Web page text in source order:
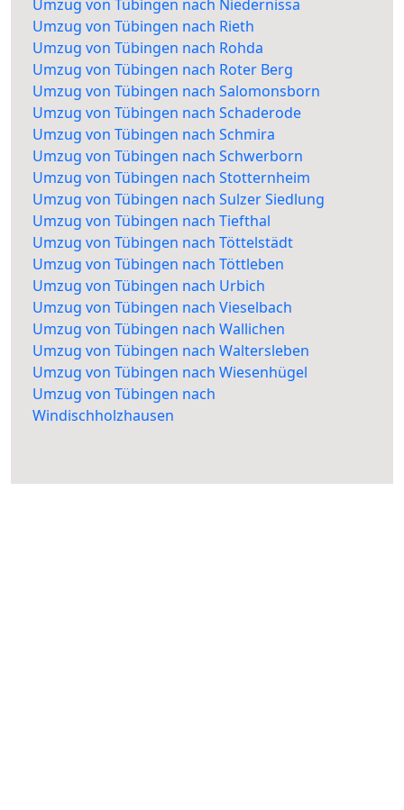
Umzug von Tübingen nach Niedernissa
Umzug von Tübingen nach Rieth
Umzug von Tübingen nach Rohda
Umzug von Tübingen nach Roter Berg
Umzug von Tübingen nach Salomonsborn
Umzug von Tübingen nach Schaderode
Umzug von Tübingen nach Schmira
Umzug von Tübingen nach Schwerborn
Umzug von Tübingen nach Stotternheim
Umzug von Tübingen nach Sulzer Siedlung
Umzug von Tübingen nach Tiefthal
Umzug von Tübingen nach Töttelstädt
Umzug von Tübingen nach Töttleben
Umzug von Tübingen nach Urbich
Umzug von Tübingen nach Vieselbach
Umzug von Tübingen nach Wallichen
Umzug von Tübingen nach Waltersleben
Umzug von Tübingen nach Wiesenhügel
Umzug von Tübingen nach
Windischholzhausen